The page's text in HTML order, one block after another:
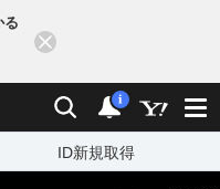
る
検索 通知
i
ID新規取得